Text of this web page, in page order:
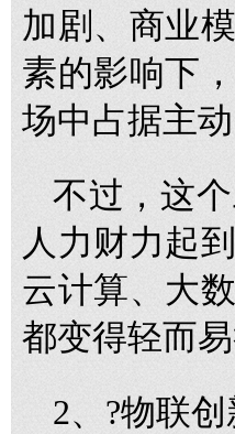
加剧、商业
素的影响下
场中占据主动
不过，这
人力财力起
云计算、大
都变得轻而易
2、?物联